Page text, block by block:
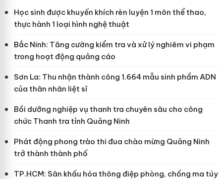
Học sinh được khuyến khích rèn luyện 1 môn thể thao,
thực hành 1 loại hình nghệ thuật
Bắc Ninh: Tăng cường kiểm tra và xử lý nghiêm vi phạm
trong hoạt động quảng cáo
Sơn La: Thu nhận thành công 1.664 mẫu sinh phẩm ADN
của thân nhân liệt sĩ
Bồi dưỡng nghiệp vụ thanh tra chuyên sâu cho công
chức Thanh tra tỉnh Quảng Ninh
Phát động phong trào thi đua chào mừng Quảng Ninh
trở thành thành phố
TP.HCM: Sân khấu hóa thông điệp phòng, chống ma túy